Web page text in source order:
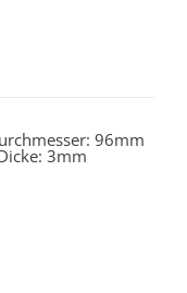
96mm
3mm